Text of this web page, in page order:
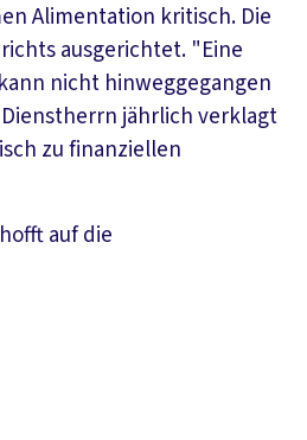
Alimentation kritisch. Die
ausgerichtet. "Eine
nicht hinweggegangen
jährlich verklagt
zu finanziellen
auf die